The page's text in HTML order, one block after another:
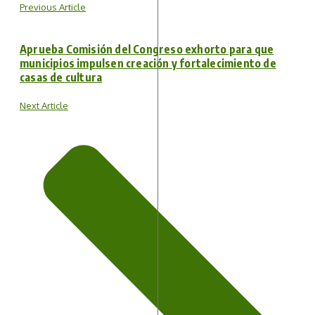
Previous Article
Aprueba Comisión del Congreso exhorto para que
municipios impulsen creación y fortalecimiento de
casas de cultura
Next Article